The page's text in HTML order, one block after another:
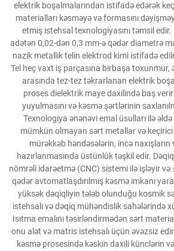
elektrik boşalmalarından istifadə edərək
materialları kəsməyə və formasını
etmiş istehsal texnologiyasını təmsil
adətən 0,02-dən 0,3 mm-ə qədər diametrə
nazik metallik telin elektrod kimi istifadə
Tel heç vaxt iş parçasına birbaşa toxunmur,
arasında tez-tez təkrarlanan elektrik
proses dielektrik maye daxilində baş verir
yuyulmasını və kəsmə şərtlərinin
Texnologiya ənənəvi emal üsulları ilə
mümkün olmayan sərt metallar və
mürəkkəb həndəsələrin, incə
hazırlanmasında üstünlük təşkil edir.
nömrəli idarəetmə (CNC) sistemi ilə işləyir
qədər avtomatlaşdırılmış kəsmə imkanı
yüksək dəqiqliyin tələb olunduğu kosmik
istehsalı və dəqiq mühəndislik sahələrində
Isıtma emalını təsirləndirmədən sərt
onu alət və matris istehsalı üçün əvəzsiz
kəsmə prosesində kəskin daxili künclərin